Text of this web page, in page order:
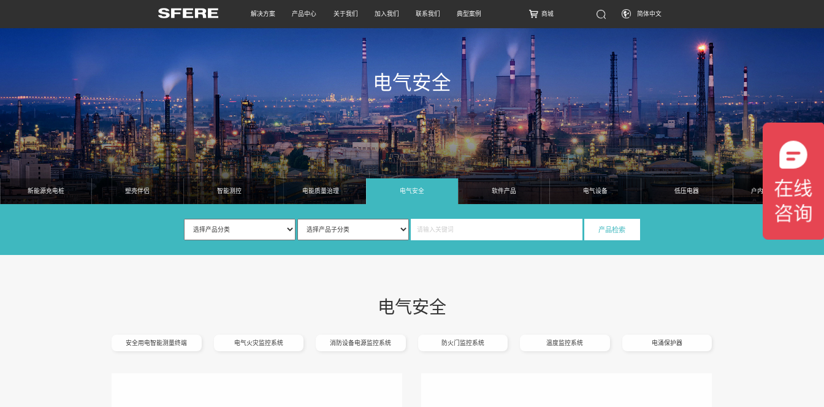
解决方案 产品中心 关于我们 加入我们 联系我们 典型案例 简体中文
商城
电气安全
新能源充电桩 塑壳伴侣 智能测控 电能质量治理 电气安全 软件产品 电气设备 低压电器 户内高压真空断路器
电气安全
安全用电智能测量终端 电气火灾监控系统 消防设备电源监控系统 防火门监控系统 温度监控系统 电涌保护器